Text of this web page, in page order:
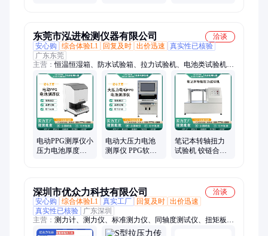
东莞市泓进检测仪器有限公司
洽谈
安心购
综合体验L1 回复及时 出价迅速
真实性已核验
广东东莞
主营：恒温恒湿箱、防水试验箱、拉力试验机、电池类试验机、
动平衡测试仪、加速度冲击试验机、水压爆破试验机、高低温冲
击试验箱、沙尘试验箱、弹簧试验机、电磁振动试验台、脉冲疲
劳试验机、氙灯老化箱、工业烘箱、扭矩类试验机、压力机、加
速老化试验箱、橡塑类试验机、三综合试验箱、插拔力试验机、
气密性检测仪
电动PPG测厚仪小
压力电池厚度测
电动大压力电池
测厚仪 PPG软包
笔记本转轴扭力
试验机 铰链合页
深圳市优众力科技有限公司
洽谈
安心购
综合体验L1 真实工厂 回复及时 出价迅速
真实性已核验
广东深圳
主营： 测力计、测力仪、标准测力仪、同轴度测试仪、扭矩板子
测试仪、测力传感器、称重传感器、称重模块、轮辐拉压力传感